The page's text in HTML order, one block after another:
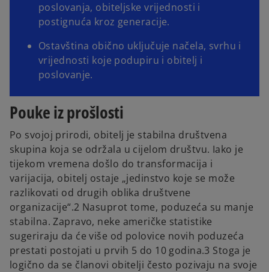
poslovanja, obiteljske vrijednosti i
postignuća kroz generacije.
Ostavština obično uključuje načela, svrhu i
vrijednosti koje podupiru i obitelj i
poslovanje.
Pouke iz prošlosti
Po svojoj prirodi, obitelj je stabilna društvena
skupina koja se održala u cijelom društvu. Iako je
tijekom vremena došlo do transformacija i
varijacija, obitelj ostaje „jedinstvo koje se može
razlikovati od drugih oblika društvene
organizacije“.2 Nasuprot tome, poduzeća su manje
stabilna. Zapravo, neke američke statistike
sugeriraju da će više od polovice novih poduzeća
prestati postojati u prvih 5 do 10 godina.3 Stoga je
logično da se članovi obitelji često pozivaju na svoje